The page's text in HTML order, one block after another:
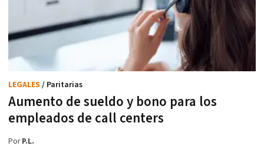
Aumento de sueldo y bono para los
empleados de call centers
LEGALES / Paritarias
PorP.L.